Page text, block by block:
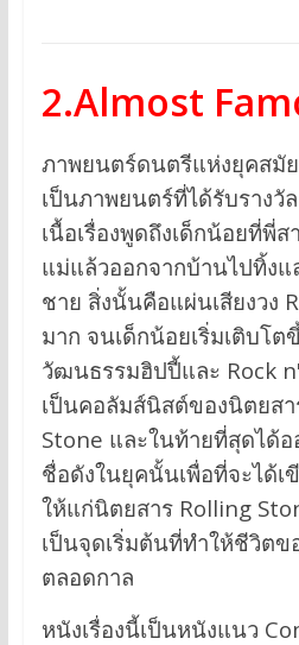
2.Almost
ภาพยนตร์ดนตรีแห่งยุคสมั
เป็นภาพยนตร์ที่ได้รับรางวั
เนื้อเรื่องพูดถึงเด็กน้อยที่พี่ส
แม่แล้วออกจากบ้านไปทิ้งแ
ชาย สิ่งนั้นคือแผ่นเสียงวง
มาก จนเด็กน้อยเริ่มเติบโต
วัฒนธรรมฮิปปี้และ Rock
เป็นคอลัมส์นิสต์ของนิตยส
Stone และในท้ายที่สุดได้
ชื่อดังในยุคนั้นเพื่อที่จะได้เ
ให้แก่นิตยสาร Rolling
เป็นจุดเริ่มต้นที่ทำให้ชีวิตข
ตลอดกาล
หนังเรื่องนี้เป็นหนังแนว